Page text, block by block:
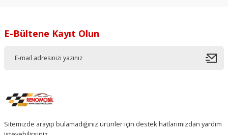
E-Bültene Kayıt Olun
Sitemizde arayıp bulamadığınız ürünler için destek hatlarımızdan yardım